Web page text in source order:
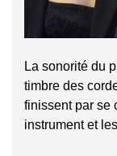
La sonorité du
timbre des
finissent par se
instrument et